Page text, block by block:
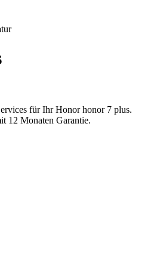
für IhrHonor honor 7 plus.
12 Monaten Garantie.